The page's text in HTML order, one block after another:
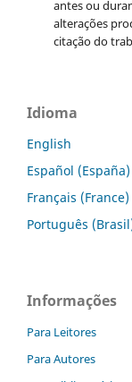
antes ou
alterações
citação do
Idioma
English
Español (España)
Français (France)
Português
Informações
Para Leitores
Para Autores